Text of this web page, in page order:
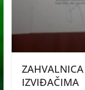
IZVIĐAČIMA